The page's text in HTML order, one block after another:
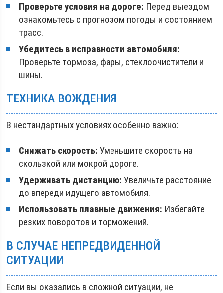
Проверьте условия на дороге: Перед выездом
ознакомьтесь с прогнозом погоды и состоянием
трасс.
Убедитесь в исправности автомобиля:
Проверьте тормоза, фары, стеклоочистители и
шины.
ТЕХНИКА ВОЖДЕНИЯ
В нестандартных условиях особенно важно:
Снижать скорость: Уменьшите скорость на
скользкой или мокрой дороге.
Удерживать дистанцию: Увеличьте расстояние
до впереди идущего автомобиля.
Использовать плавные движения: Избегайте
резких поворотов и торможений.
В СЛУЧАЕ НЕПРЕДВИДЕННОЙ
СИТУАЦИИ
Если вы оказались в сложной ситуации, не